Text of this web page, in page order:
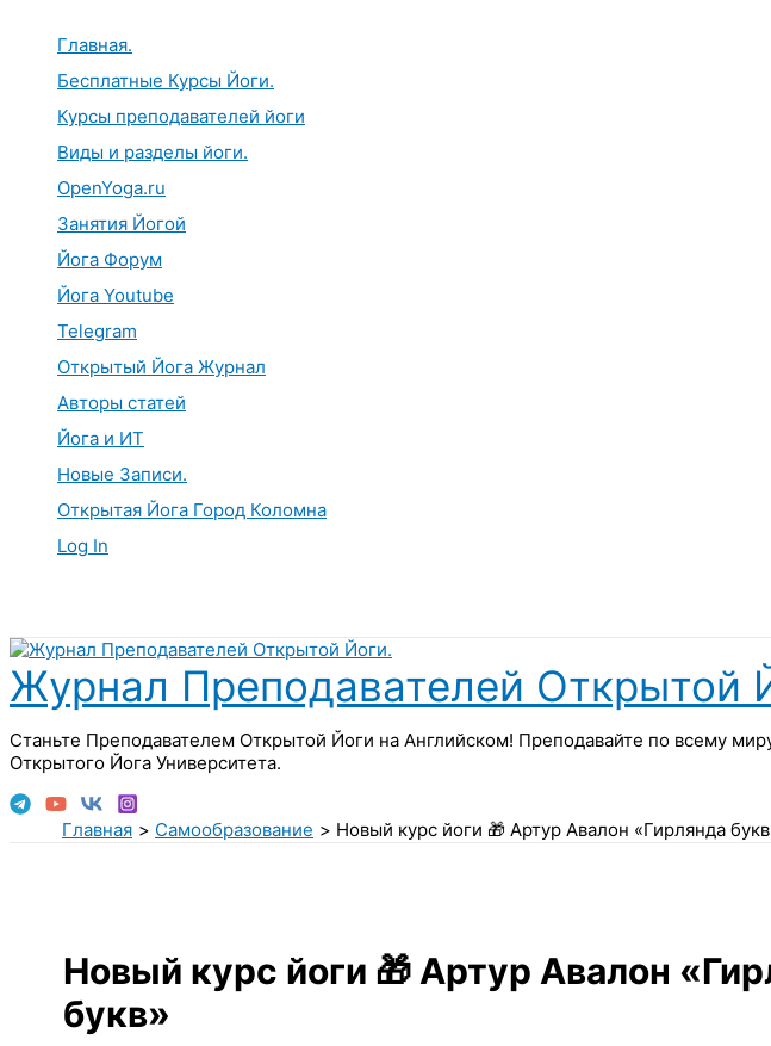
Главная.
Бесплатные Курсы Йоги.
Курсы преподавателей йоги
Виды и разделы йоги.
OpenYoga.ru
Занятия Йогой
Йога Форум
Йога Youtube
Telegram
Открытый Йога Журнал
Авторы статей
Йога и ИТ
Новые Записи.
Открытая Йога Город Коломна
Log In
Журнал Преподавателей Открытой
Станьте Преподавателем Открытой Йоги на Английском! Преподавайте по всему
Открытого Йога Университета.
Главная Самообразование Новый курс йоги 🎁 Артур Авалон «Гирлянда
Новый курс йоги 🎁 Артур Авалон
букв»